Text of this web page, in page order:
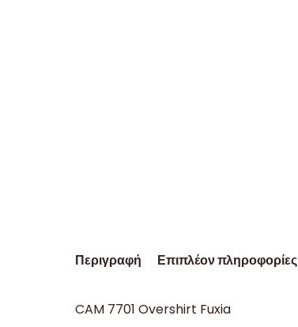
Περιγραφή Επιπλέον πληροφορίες
CAM 7701 Overshirt Fuxia